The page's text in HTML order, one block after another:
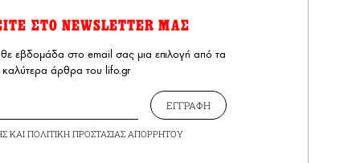
ΣΤΟ NEWSLETTER ΜΑΣ
εβδομάδα στο email σας μια επιλογή από τα
καλύτερα άρθρα του lifo.gr
ΕΓΓΡΑΦΗ
ΚΑΙ ΠΟΛΙΤΙΚΗ ΠΡΟΣΤΑΣΙΑΣ ΑΠΟΡΡΗΤΟΥ